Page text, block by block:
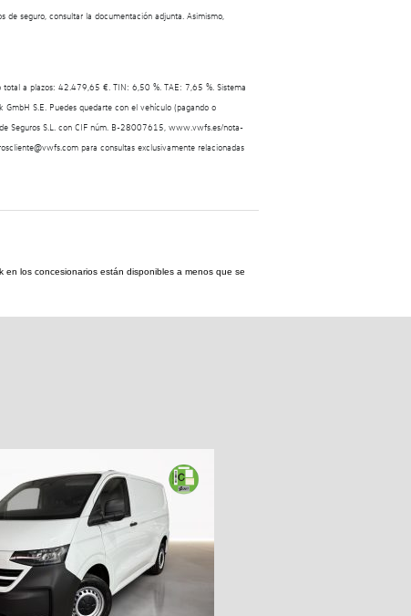
seguro, consultar la documentación adjunta. Asimismo,
a plazos: 42.479,65 €. TIN: 6,50 %. TAE: 7,65 %. Sistema
S.E. Puedes quedarte con el vehículo (pagando o
Seguros S.L. con CIF núm. B-28007615, www.vwfs.es/nota-
para consultas exclusivamente relacionadas
los concesionarios están disponibles a menos que se